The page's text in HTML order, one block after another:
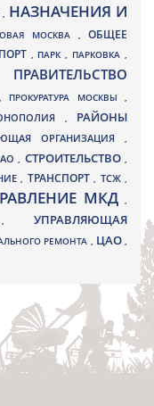
, НАЗНАЧЕНИЯ И
МОСКВА ,ОБЩЕЕ
, ПАРК, ПАРКОВКА ,
ПРАВИТЕЛЬСТВО
, ПРОКУРАТУРА МОСКВЫ ,
, РАЙОНЫ
ОРГАНИЗАЦИЯ ,
, СТРОИТЕЛЬСТВО,
, ТРАНСПОРТ , ТСЖ ,
МКД ,
,УПРАВЛЯЮЩАЯ
РЕМОНТА , ЦАО,